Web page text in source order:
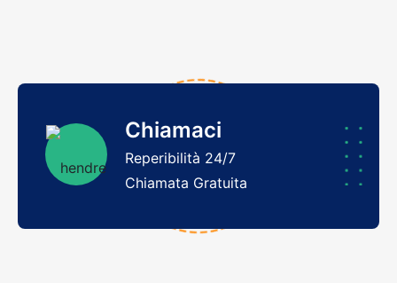
Chiamaci
Reperibilità 24/7
Chiamata Gratuita